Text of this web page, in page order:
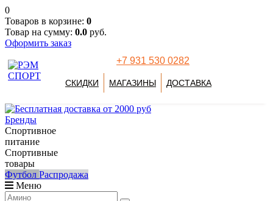
0
Товаров в корзине: 0
Товар на сумму: 0.0 руб.
Оформить заказ
+7 931 530 0282
СКИДКИ МАГАЗИНЫ ДОСТАВКА
Бренды
Спортивное
питание
Спортивные
товары
Футбол Распродажа
Меню